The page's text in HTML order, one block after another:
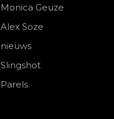
Monica Geuze
Alex Soze
nieuws
Slingshot
Parels